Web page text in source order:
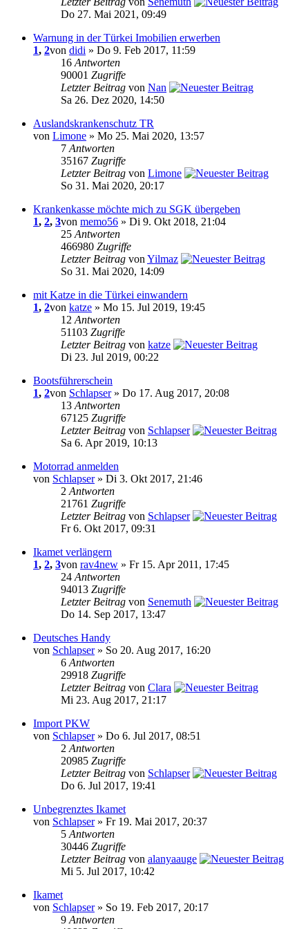
Do 27. Mai 2021, 09:49
Warnung in der Türkei Imobilien erwerben
1, 2von didi » Do 9. Feb 2017, 11:59
16 Antworten
90001 Zugriffe
Letzter Beitrag von Nan
Sa 26. Dez 2020, 14:50
Auslandskrankenschutz TR
von Limone » Mo 25. Mai 2020, 13:57
7 Antworten
35167 Zugriffe
Letzter Beitrag von Limone
So 31. Mai 2020, 20:17
Krankenkasse möchte mich zu SGK übergeben
1, 2, 3von memo56 » Di 9. Okt 2018, 21:04
25 Antworten
466980 Zugriffe
Letzter Beitrag von Yilmaz
So 31. Mai 2020, 14:09
mit Katze in die Türkei einwandern
1, 2von katze » Mo 15. Jul 2019, 19:45
12 Antworten
51103 Zugriffe
Letzter Beitrag von katze
Di 23. Jul 2019, 00:22
Bootsführerschein
1, 2von Schlapser» Do 17. Aug 2017, 20:08
13 Antworten
67125 Zugriffe
Letzter Beitrag von Schlapser
Sa 6. Apr 2019, 10:13
Motorrad anmelden
von Schlapser» Di 3. Okt 2017, 21:46
2 Antworten
21761 Zugriffe
Letzter Beitrag von Schlapser
Fr 6. Okt 2017, 09:31
Ikamet verlängern
1, 2, 3von rav4new » Fr 15. Apr 2011, 17:45
24 Antworten
94013 Zugriffe
Letzter Beitrag von Senemuth
Do 14. Sep 2017, 13:47
Deutsches Handy
von Schlapser» So 20. Aug 2017, 16:20
6 Antworten
29918 Zugriffe
Letzter Beitrag von Clara
Mi 23. Aug 2017, 21:17
Import PKW
von Schlapser» Do 6. Jul 2017, 08:51
2 Antworten
20985 Zugriffe
Letzter Beitrag von Schlapser
Do 6. Jul 2017, 19:41
Unbegrenztes Ikamet
von Schlapser» Fr 19. Mai 2017, 20:37
5 Antworten
30446 Zugriffe
Letzter Beitrag von alanyaauge
Mi 5. Jul 2017, 10:42
Ikamet
von Schlapser» So 19. Feb 2017, 20:17
9 Antworten